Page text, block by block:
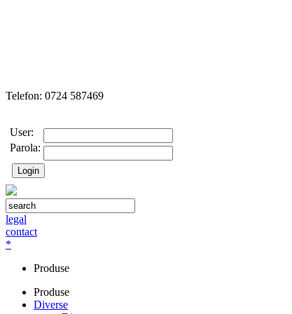
Telefon: 0724 587469
User:
Parola:
legal
contact
*
Produse
Produse
Diverse